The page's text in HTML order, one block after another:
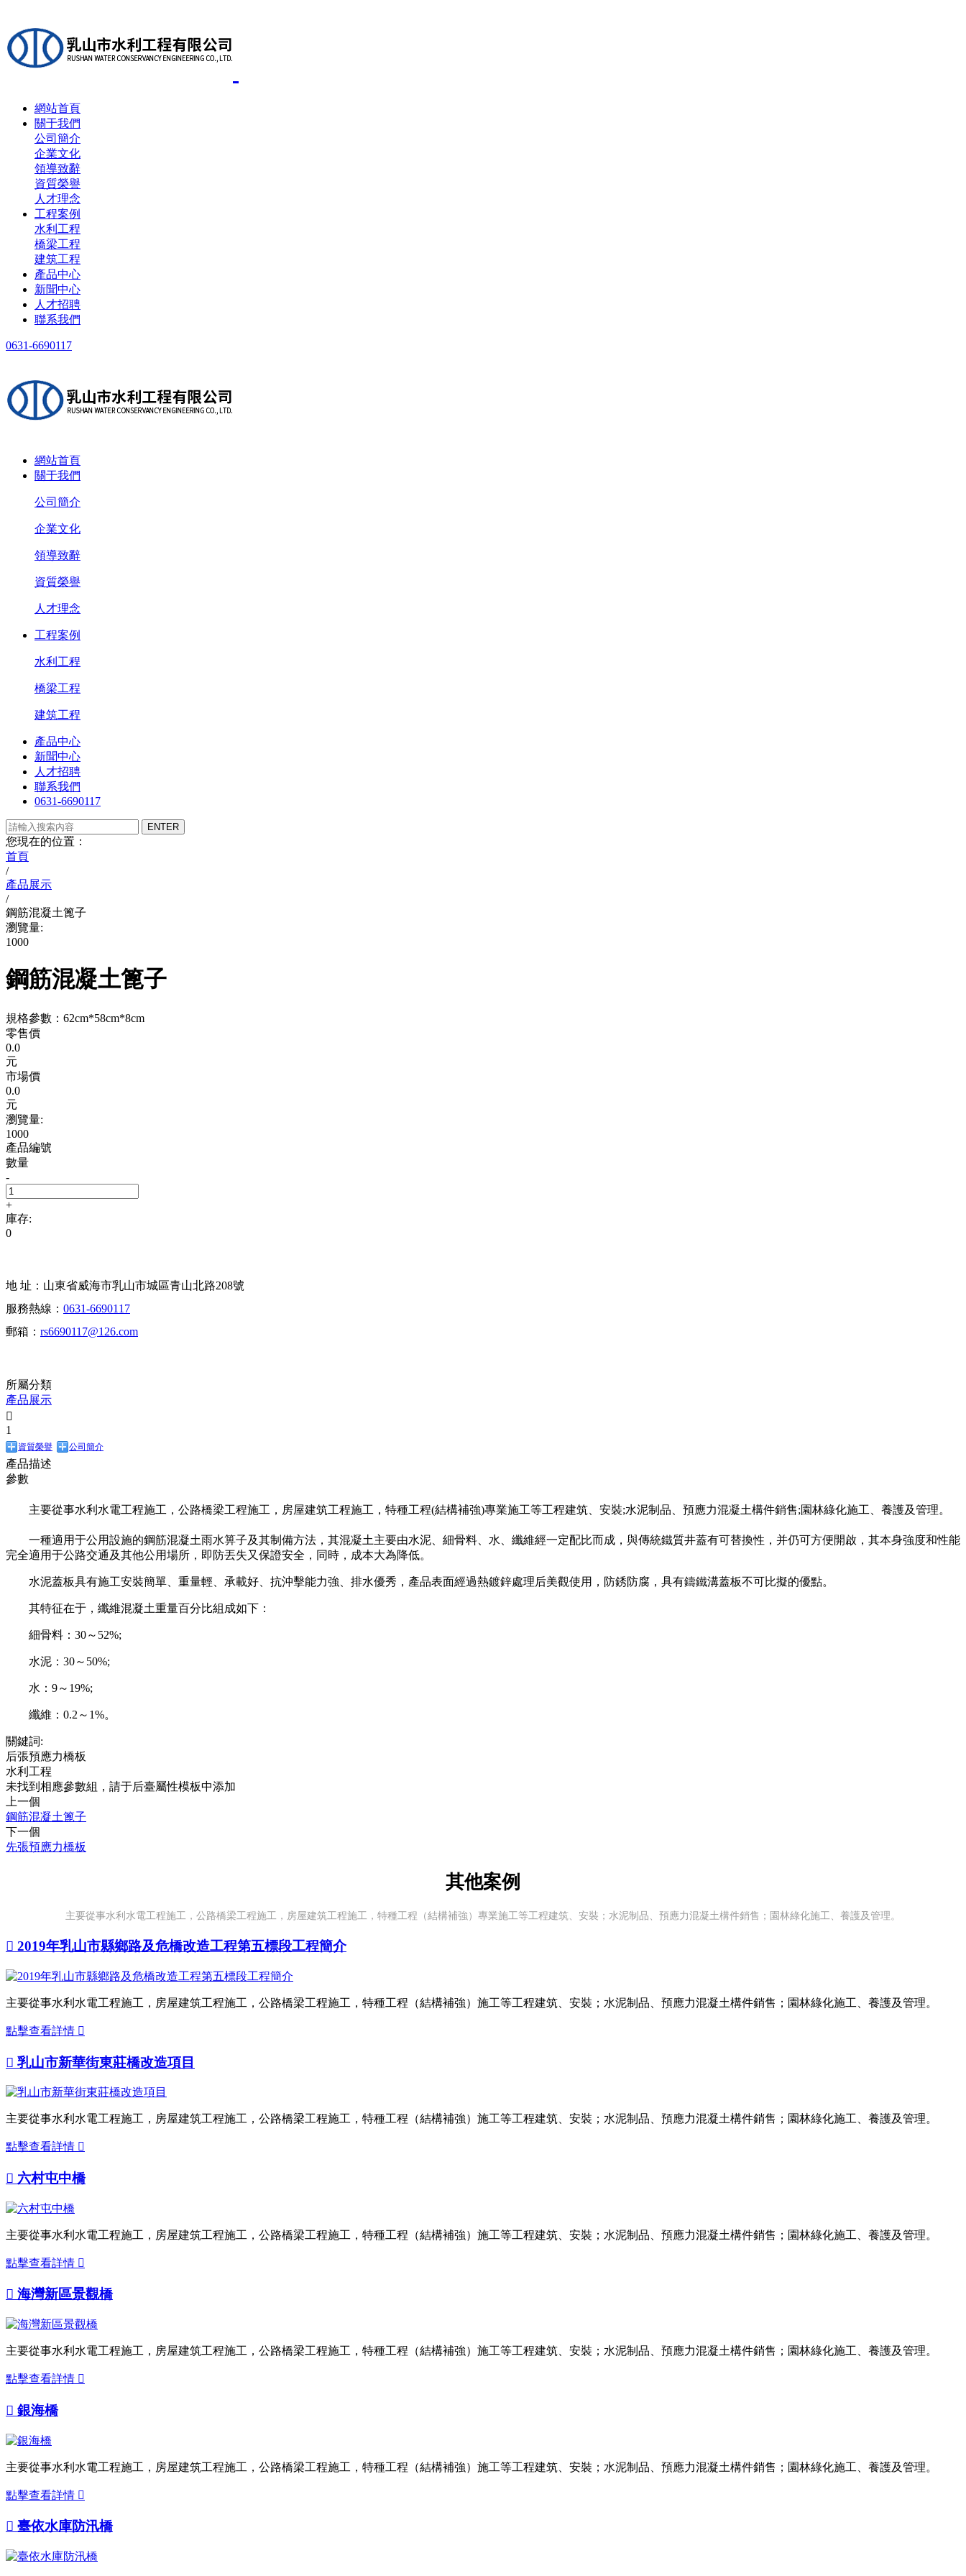
網站首頁
關于我們
公司簡介
企業文化
領導致辭
資質榮譽
人才理念
工程案例
水利工程
橋梁工程
建筑工程
產品中心
新聞中心
人才招聘
聯系我們
0631-6690117
網站首頁
關于我們
公司簡介
企業文化
領導致辭
資質榮譽
人才理念
工程案例
水利工程
橋梁工程
建筑工程
產品中心
新聞中心
人才招聘
聯系我們
0631-6690117
您現在的位置：
首頁
/
產品展示
/
鋼筋混凝土篦子
瀏覽量:
1000
鋼筋混凝土篦子
規格參數：62cm*58cm*8cm
零售價
0.0
元
市場價
0.0
元
瀏覽量:
1000
產品編號
數量
-
+
庫存:
0
地 址：山東省威海市乳山市城區青山北路208號
服務熱線： 0631-6690117
郵箱： rs6690117@126.com
所屬分類
產品展示

1
資質榮譽 公司簡介
產品描述
參數
主要從事水利水電工程施工，公路橋梁工程施工，房屋建筑工程施工，特種工程(結構補強)專業施工等工程建筑、安裝;水泥制品、預應力混凝土構件銷售;園林綠化施工、養護及管理。
一種適用于公用設施的鋼筋混凝土雨水箅子及其制備方法，其混凝土主要由水泥、細骨料、水、纖維經一定配比而成，與傳統鐵質井蓋有可替換性，并仍可方便開啟，其本身強度和性能
完全適用于公路交通及其他公用場所，即防丟失又保證安全，同時，成本大為降低。
水泥蓋板具有施工安裝簡單、重量輕、承載好、抗沖擊能力強、排水優秀，產品表面經過熱鍍鋅處理后美觀使用，防銹防腐，具有鑄鐵溝蓋板不可比擬的優點。
其特征在于，纖維混凝土重量百分比組成如下：
細骨料：30～52%;
水泥：30～50%;
水：9～19%;
纖維：0.2～1%。
關鍵詞:
后張預應力橋板
水利工程
未找到相應參數組，請于后臺屬性模板中添加
上一個
鋼筋混凝土篦子
下一個
先張預應力橋板
其他案例
主要從事水利水電工程施工，公路橋梁工程施工，房屋建筑工程施工，特種工程（結構補強）專業施工等工程建筑、安裝；水泥制品、預應力混凝土構件銷售；園林綠化施工、養護及管理。
 2019年乳山市縣鄉路及危橋改造工程第五標段工程簡介
主要從事水利水電工程施工，房屋建筑工程施工，公路橋梁工程施工，特種工程（結構補強）施工等工程建筑、安裝；水泥制品、預應力混凝土構件銷售；園林綠化施工、養護及管理。
點擊查看詳情 
 乳山市新華街東莊橋改造項目
主要從事水利水電工程施工，房屋建筑工程施工，公路橋梁工程施工，特種工程（結構補強）施工等工程建筑、安裝；水泥制品、預應力混凝土構件銷售；園林綠化施工、養護及管理。
點擊查看詳情 
 六村屯中橋
主要從事水利水電工程施工，房屋建筑工程施工，公路橋梁工程施工，特種工程（結構補強）施工等工程建筑、安裝；水泥制品、預應力混凝土構件銷售；園林綠化施工、養護及管理。
點擊查看詳情 
 海灣新區景觀橋
主要從事水利水電工程施工，房屋建筑工程施工，公路橋梁工程施工，特種工程（結構補強）施工等工程建筑、安裝；水泥制品、預應力混凝土構件銷售；園林綠化施工、養護及管理。
點擊查看詳情 
 銀海橋
主要從事水利水電工程施工，房屋建筑工程施工，公路橋梁工程施工，特種工程（結構補強）施工等工程建筑、安裝；水泥制品、預應力混凝土構件銷售；園林綠化施工、養護及管理。
點擊查看詳情 
 臺依水庫防汛橋